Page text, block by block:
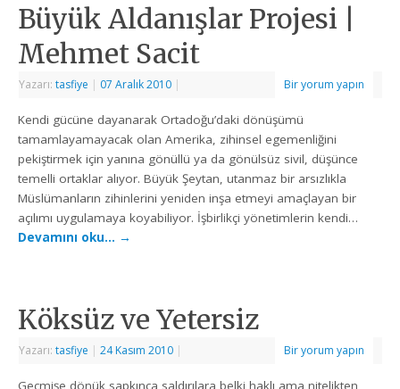
Büyük Aldanışlar Projesi |
Mehmet Sacit
Yazarı:tasfiye | 07 Aralık 2010 | Bir yorum yapın
Kendi gücüne dayanarak Ortadoğu’daki dönüşümü
tamamlayamayacak olan Amerika, zihinsel egemenliğini
pekiştirmek için yanına gönüllü ya da gönülsüz sivil, düşünce
temelli ortaklar alıyor. Büyük Şeytan, utanmaz bir arsızlıkla
Müslümanların zihinlerini yeniden inşa etmeyi amaçlayan bir
açılımı uygulamaya koyabiliyor. İşbirlikçi yönetimlerin kendi…
Devamını oku… →
Köksüz ve Yetersiz
Yazarı:tasfiye | 24 Kasım 2010 | Bir yorum yapın
Geçmişe dönük sapkınca saldırılara belki haklı ama nitelikten